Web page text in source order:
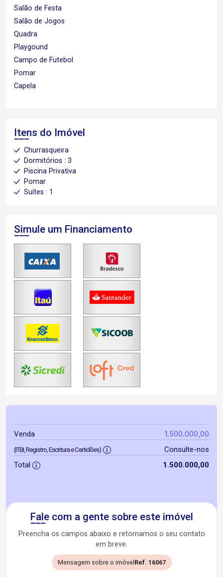
Salão de Festa
Salão de Jogos
Quadra
Playgound
Campo de Futebol
Pomar
Capela
Itens do Imóvel
Churrasqueira
Dormitórios : 3
Piscina Privativa
Pomar
Suítes : 1
Simule um Financiamento
Venda 1.500.000,00
(ITBI, Registro, Escritura e Certidões)
Consulte-nos
Total
1.500.000,00
Fale com a gente sobre este imóvel
Preencha os campos abaixo e retornamos o seu contato
em breve.
Mensagem sobre o imóvel Ref. 16067